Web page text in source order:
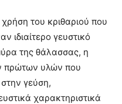
του κριθαριού που
ιδιαίτερο γευστικό
της θάλασσας, η
πρώτων υλών που
γεύση,
χαρακτηριστικά